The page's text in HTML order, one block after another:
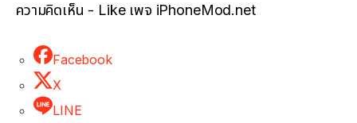
ความคิดเห็น - Like เพจ iPhoneMod.net
Facebook
X
LINE